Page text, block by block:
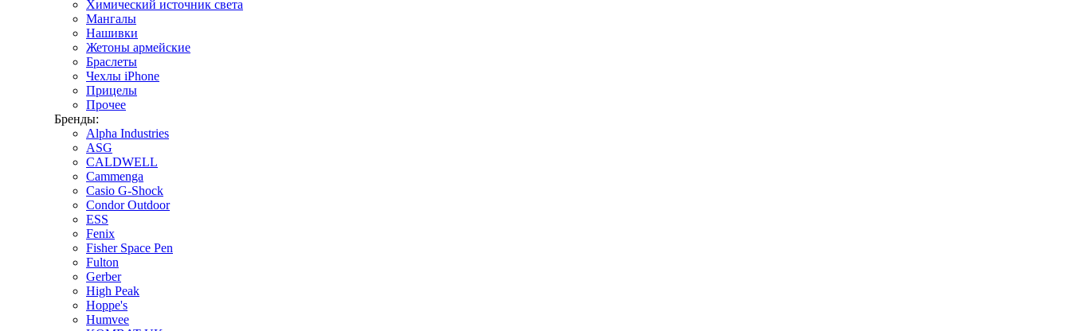
Химический источник света
Мангалы
Нашивки
Жетоны армейские
Браслеты
Чехлы iPhone
Прицелы
Прочее
Бренды:
Alpha Industries
ASG
CALDWELL
Cammenga
Casio G-Shock
Condor Outdoor
ESS
Fenix
Fisher Space Pen
Fulton
Gerber
High Peak
Hoppe's
Humvee